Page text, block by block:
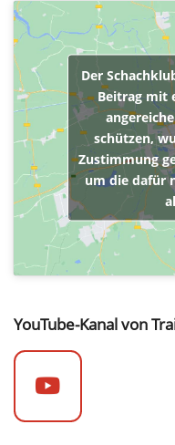
Der
Beitrag mit
schützen,
Zustimmung
um die dafür
YouTube-Kanal von